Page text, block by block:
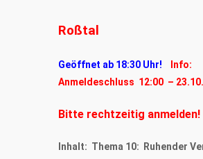
Roßtal
Geöffnet ab 18:30 Uhr!
Info:
Anmeldeschluss 12:00 –
Bitte rechtzeitig anmelden!
Inhalt: Thema 10: Ruhender